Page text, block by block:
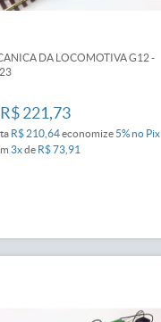
DA LOCOMOTIVA G12 -
R$ 221,73
R$ 210,64economize 5%no Pix
3xde R$ 73,91